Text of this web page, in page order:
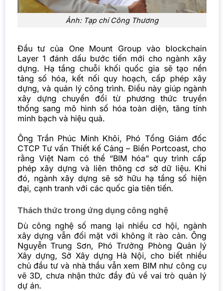
Ảnh: Tạp chí Công Thương
Đầu tư của One Mount Group vào blockchain
Layer 1 đánh dấu bước tiến mới cho ngành xây
dựng. Hạ tầng chuỗi khối quốc gia sẽ tạo nền
tảng số hóa, kết nối quy hoạch, cấp phép xây
dựng, và quản lý công trình. Điều này giúp ngành
xây dựng chuyển đổi từ phương thức truyền
thống sang mô hình số hóa toàn diện, tăng tính
minh bạch và hiệu quả.
Ông Trần Phúc Minh Khôi, Phó Tổng Giám đốc
CTCP Tư vấn Thiết kế Cảng – Biển Portcoast, cho
rằng Việt Nam có thể “BIM hóa” quy trình cấp
phép xây dựng và liên thông cơ sở dữ liệu. Khi
đó, ngành xây dựng sẽ sở hữu hạ tầng số hiện
đại, cạnh tranh với các quốc gia tiên tiến.
Thách thức trong ứng dụng công nghệ
Dù công nghệ số mang lại nhiều cơ hội, ngành
xây dựng vẫn đối mặt với không ít rào cản. Ông
Nguyễn Trung Sơn, Phó Trưởng Phòng Quản lý
Xây dựng, Sở Xây dựng Hà Nội, cho biết nhiều
chủ đầu tư và nhà thầu vẫn xem BIM như công cụ
vẽ 3D, chưa nhận thức đầy đủ về vai trò quản lý
dự án.